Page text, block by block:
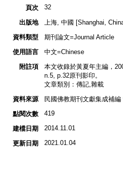
頁次 32
出版地
上海, 中國 [Shanghai,
資料類型
期刊論文=Journal Article
使用語言
中文=Chinese
附註項
本文收錄於黃夏年主編，
n.5, p.32原刊影印。
文章類別：傳記,雜載
資料來源
民國佛教期刊文獻集成補編
點閱次數
419
建檔日期 2014.11.01
更新日期 2021.01.04